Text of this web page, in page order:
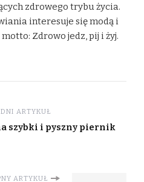
zdrowego trybu życia.
interesuje się modą i
Zdrowo jedz, pij i żyj.
ARTYKUŁ
szybki i pyszny piernik
ARTYKUŁ